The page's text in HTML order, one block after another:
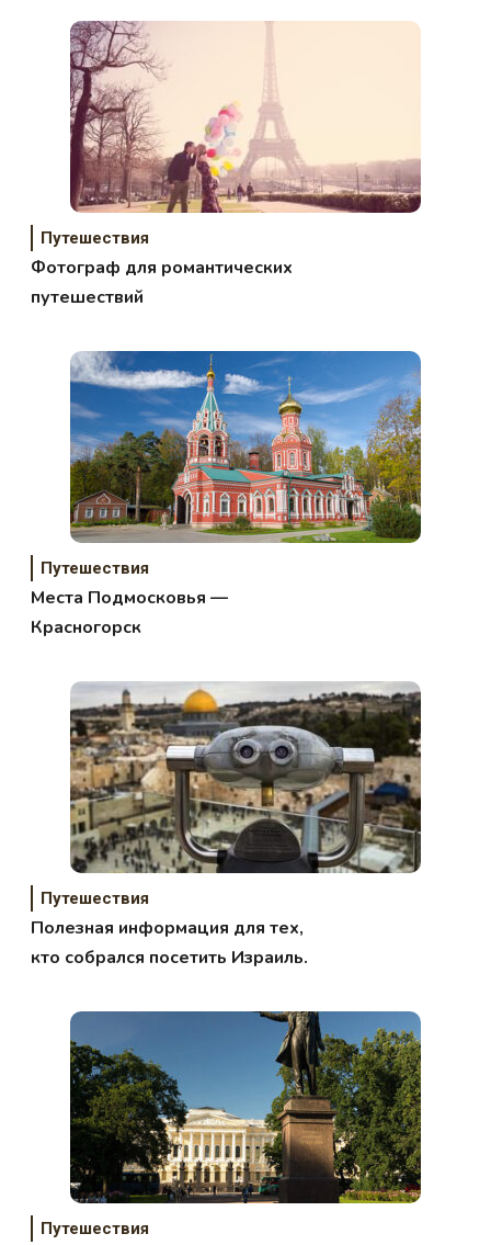
Путешествия
Фотограф для романтических
путешествий
Путешествия
Места Подмосковья —
Красногорск
Путешествия
Полезная информация для тех,
кто собрался посетить Израиль.
Путешествия